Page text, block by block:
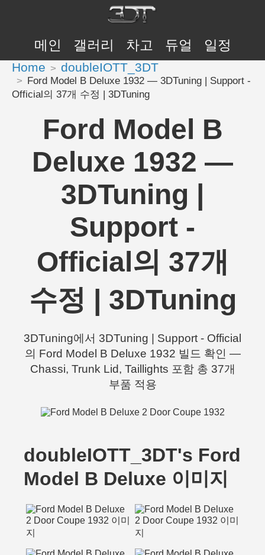
메인 갤러리 차고 듀얼 일정
Home doubleIOTT_3DT
Ford Model B Deluxe 1932 — 3DTuning | Support -
Official의 37개 수정 | 3DTuning
Ford Model B
Deluxe 1932 —
3DTuning |
Support -
Official의 37개
수정 | 3DTuning
3DTuning에서 3DTuning | Support - Official
의 Ford Model B Deluxe 1932 빌드 확인 —
Chassi, Trunk Lid, Taillights 포함 총 37개
부품 적용
doubleIOTT_3DT's Ford
Model B Deluxe 이미지